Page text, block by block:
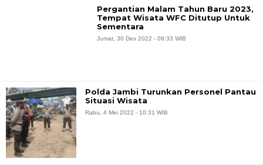
Pergantian Malam Tahun Baru 2023,
Tempat Wisata WFC Ditutup Untuk
Sementara
Jumat, 30 Des 2022 - 09:33 WIB
Polda Jambi Turunkan Personel Pantau
Situasi Wisata
Rabu, 4 Mei 2022 - 10:31 WIB